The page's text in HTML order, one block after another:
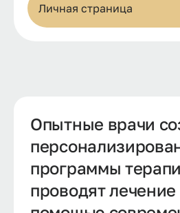
Личная страница
Опытные врачи
программы
проводят лечение